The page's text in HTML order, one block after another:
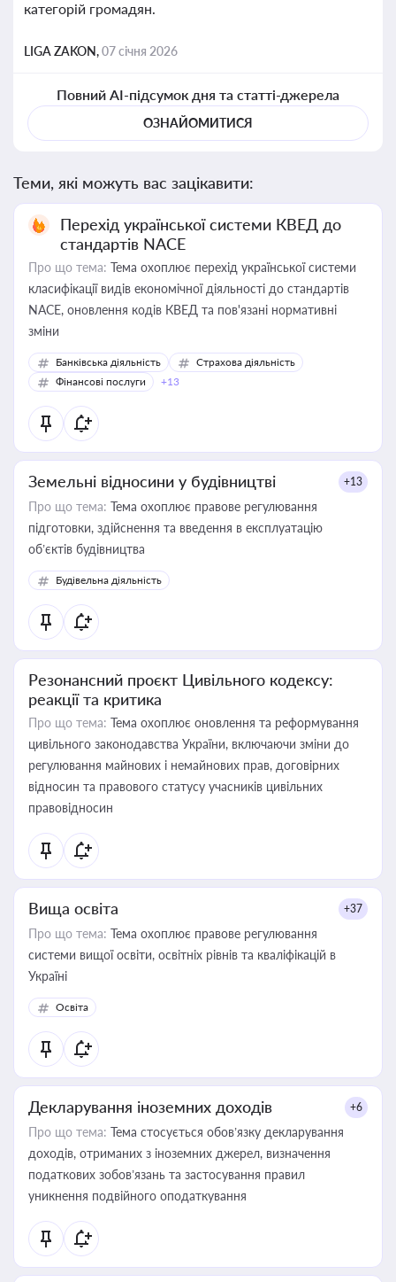
категорій громадян.
LIGA ZAKON,07 січня 2026
Повний AI-підсумок дня та статті-джерела
ОЗНАЙОМИТИСЯ
Теми, які можуть вас зацікавити:
Перехід української системи КВЕД до
стандартів NACE
Про що тема: Тема охоплює перехід української системи
класифікації видів економічної діяльності до стандартів
NACE, оновлення кодів КВЕД та пов'язані нормативні
зміни
Банківська діяльність
Страхова діяльність
Фінансові послуги
+13
Земельні відносини у будівництві +13
Про що тема: Тема охоплює правове регулювання
підготовки, здійснення та введення в експлуатацію
об’єктів будівництва
Будівельна діяльність
Резонансний проєкт Цивільного кодексу:
реакції та критика
Про що тема: Тема охоплює оновлення та реформування
цивільного законодавства України, включаючи зміни до
регулювання майнових і немайнових прав, договірних
відносин та правового статусу учасників цивільних
правовідносин
Вища освіта +37
Про що тема: Тема охоплює правове регулювання
системи вищої освіти, освітніх рівнів та кваліфікацій в
Україні
Освіта
Декларування іноземних доходів +6
Про що тема: Тема стосується обов’язку декларування
доходів, отриманих з іноземних джерел, визначення
податкових зобов’язань та застосування правил
уникнення подвійного оподаткування